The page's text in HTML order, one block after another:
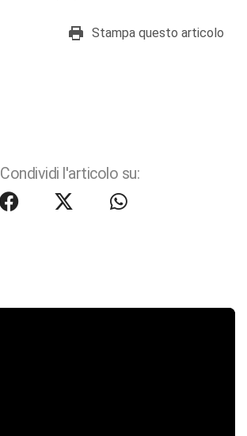
Stampa questo articolo
Condividi l'articolo su: